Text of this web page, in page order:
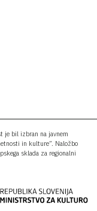
je bil izbran na javnem
in kulture”. Naložbo
sklada za regionalni